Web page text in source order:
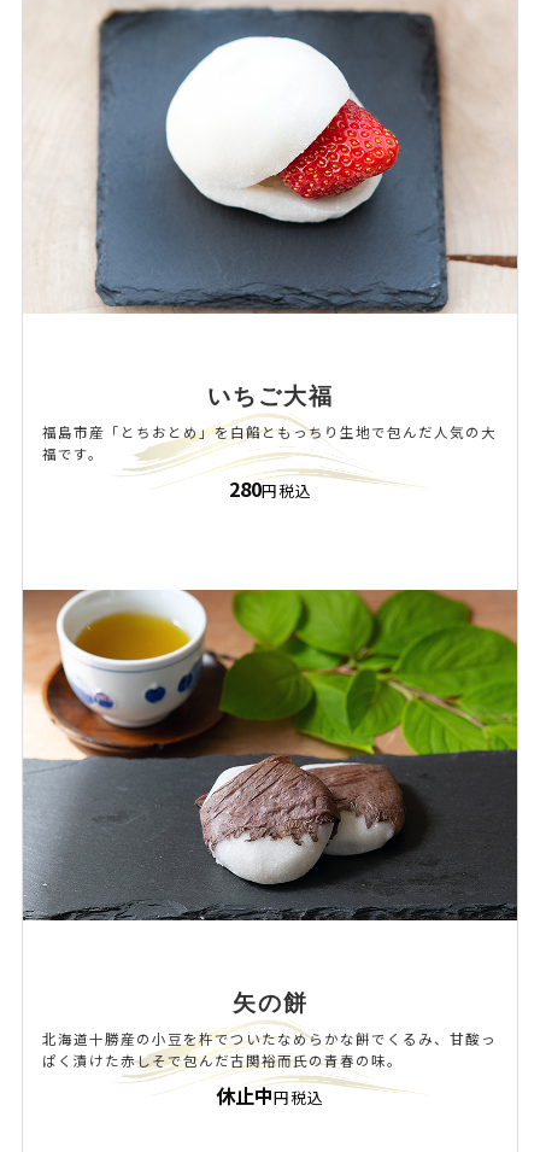
いちご大福
福島市産「とちおとめ」を白餡ともっちり生地で包んだ人気の大
福です。
280円税込
矢の餅
北海道十勝産の小豆を杵でついたなめらかな餅でくるみ、甘酸っ
ぱく漬けた赤しそで包んだ古関裕而氏の青春の味。
休止中円税込